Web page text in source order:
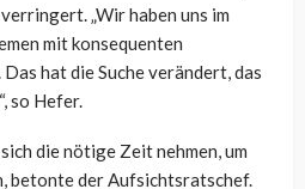
„Wir haben uns im
mit konsequenten
hat die Suche verändert, das
so Hefer.
die nötige Zeit nehmen, um
betonte der Aufsichtsratschef.